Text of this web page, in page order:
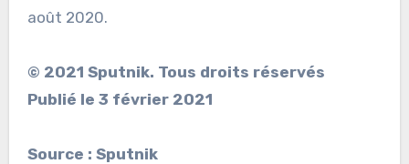
août 2020.
© 2021 Sputnik. Tous droits réservés
Publié le 3 février 2021
Source : Sputnik